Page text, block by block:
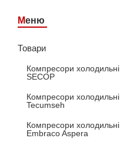
Товари
Компресори холодильні
SECOP
Компресори холодильні
Tecumseh
Компресори холодильні
Embraco Aspera